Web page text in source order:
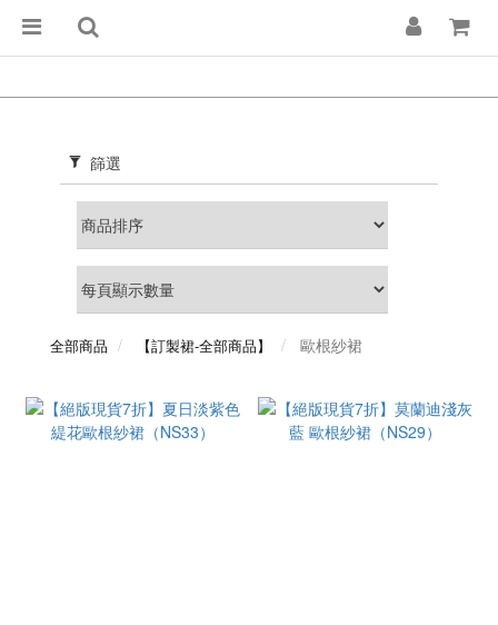
篩選
全部商品 【訂製裙-全部商品】 歐根紗裙